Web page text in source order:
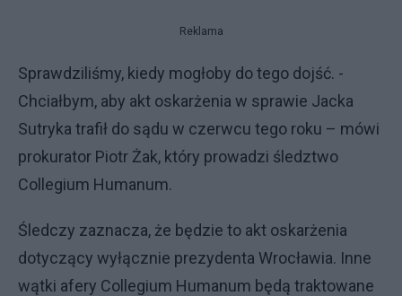
Reklama
Sprawdziliśmy, kiedy mogłoby do tego dojść. -
Chciałbym, aby akt oskarżenia w sprawie Jacka
Sutryka trafił do sądu w czerwcu tego roku – mówi
prokurator Piotr Żak, który prowadzi śledztwo
Collegium Humanum.
Śledczy zaznacza, że będzie to akt oskarżenia
dotyczący wyłącznie prezydenta Wrocławia. Inne
wątki afery Collegium Humanum będą traktowane